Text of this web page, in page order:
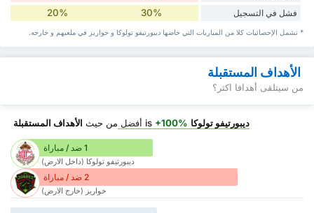
فشل في التسجيل 30%
20%
* تشمل الإحصائيات كلا من المباريات التي خاضها ديبورتيفو تولوكا و خواريز في ملعبهم و خارجه.
الأهداف المستقبلة
من سيتلقى أهدافا اكثر؟
ديبورتيفو تولوكا +100% أفضل من حيث الأهداف المستقبلة
1 ضد / مباراة
ديبورتيفو تولوكا (داخل الارض)
2 ضد / مباراة
خواريز (خارج الارض)